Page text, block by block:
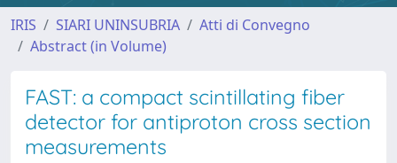
IRIS SIARI UNINSUBRIA
Atti di Convegno
Abstract (in Volume)
FAST: a compact scintillating fiber
detector for antiproton cross section
measurements